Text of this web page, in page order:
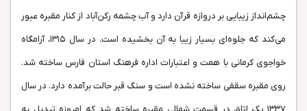
چشم‌انداز زیبایی بر دروازه قرآن دارد و آب چشمه‌ رکن‌آباد از کنار مقبره عبور
می‌کند که جلوه‌ای بسیار زیبا به آن بخشیده است. در سال ۱۳۱۵، آرامگاه
خواجوی کرمانی با همت و اعتبارات اداره‌ فرهنگ استان فارس ساخته شد.
روی مقبره سقفی ساخته نشده است و سنگ قبر حالت برآمده دارد. در سال